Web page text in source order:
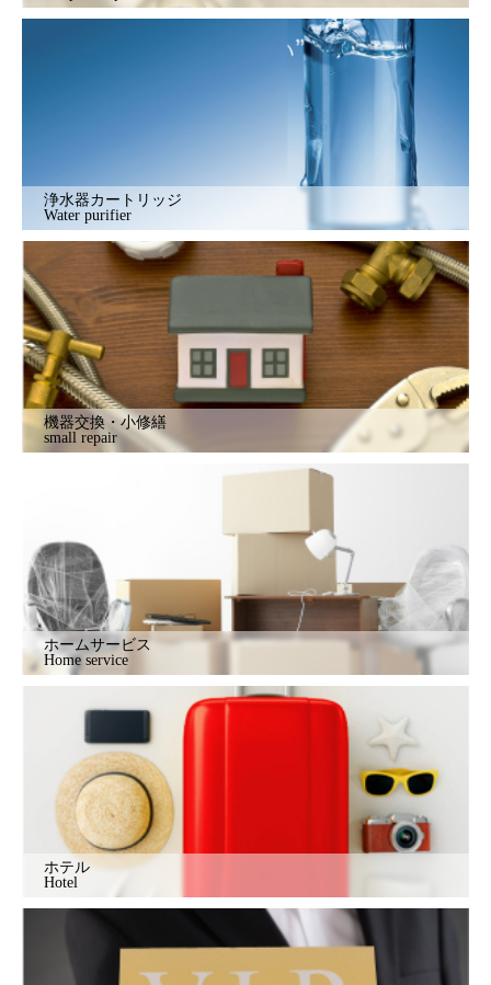
浄水器カートリッジ
Water purifier
機器交換・小修繕
small repair
ホームサービス
Home service
ホテル
Hotel